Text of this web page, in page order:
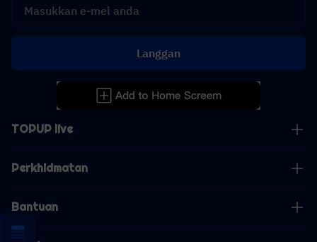
TOPUP live
Perkhidmatan
Bantuan
Langgan